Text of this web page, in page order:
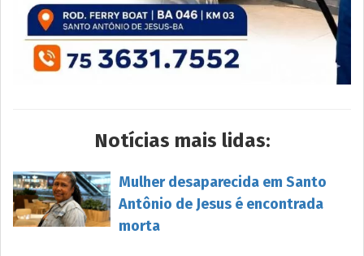
Notícias mais lidas:
Mulher desaparecida em Santo
Antônio de Jesus é encontrada
morta